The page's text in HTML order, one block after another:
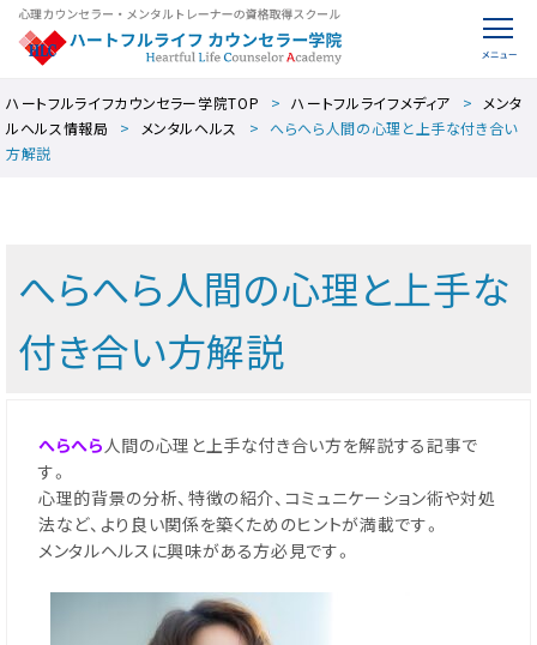
ハートフルライフカウンセラー学院TOP ハートフルライフメディア
メンタ
ルヘルス情報局
メンタルヘルス
へらへら人間の心理と上手な付き合い
方解説
へらへら人間の心理と上手な
付き合い方解説
へらへら人間の心理と上手な付き合い方を解説する記事で
す。
心理的背景の分析、特徴の紹介、コミュニケーション術や対処
法など、より良い関係を築くためのヒントが満載です。
メンタルヘルスに興味がある方必見です。